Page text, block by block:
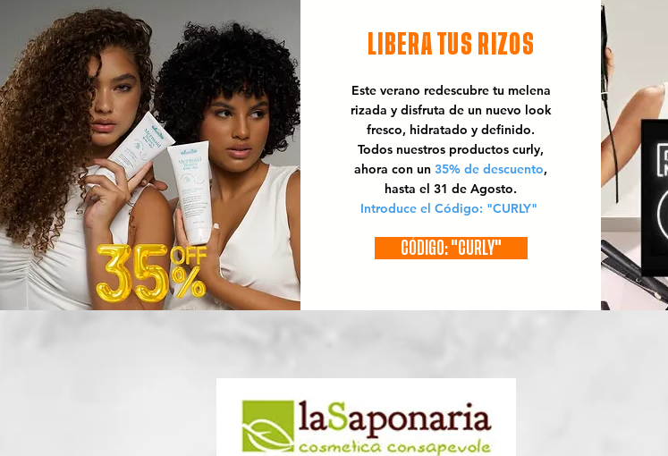
LIBERA TUS RIZOS
Este verano redescubre tu melena
rizada y disfruta de un nuevo look
fresco, hidratado y definido.
Todos nuestros productos curly,
ahora con un 35% de descuento,
hasta el 31 de Agosto.
Introduce el Código: "CURLY"
CÓDIGO: "CURLY"